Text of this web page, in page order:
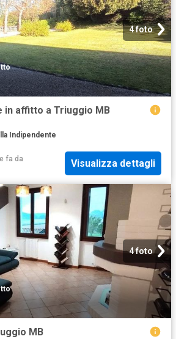
4 foto
in affitto a Triuggio MB
Indipendente
fa da
Visualizza dettagli
4 foto
MB